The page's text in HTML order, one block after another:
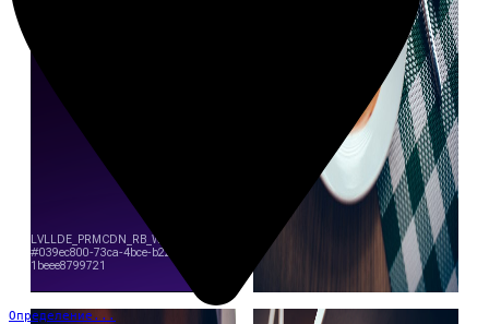
Определение...